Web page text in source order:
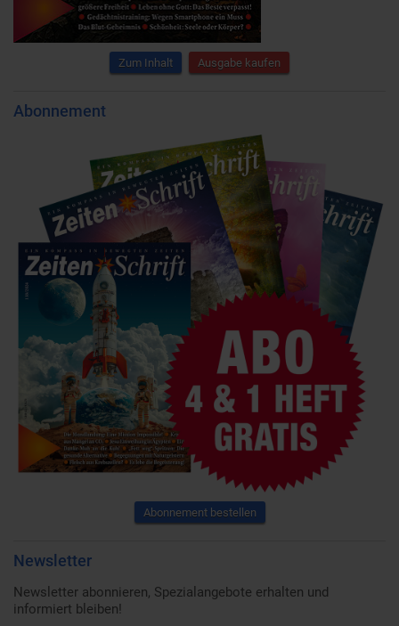
Zum Inhalt Ausgabe kaufen
Abonnement
Abonnement bestellen
Newsletter
Newsletter abonnieren, Spezialangebote erhalten und
informiert bleiben!